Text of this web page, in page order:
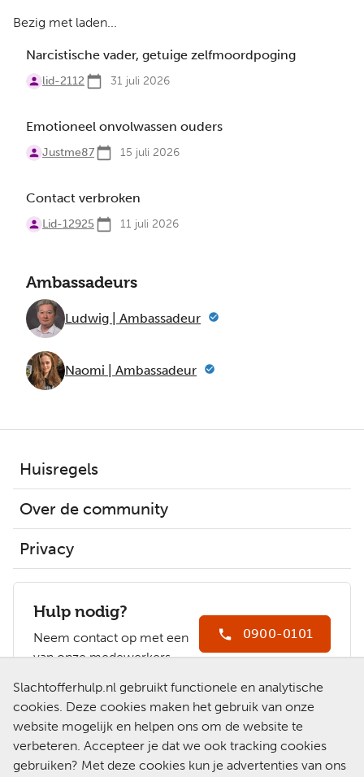
Slachtofferhulp.nl gebruikt functionele en analytische
cookies. Deze cookies maken het gebruik van onze
website mogelijk en helpen ons om de website te
verbeteren. Accepteer je dat we ook tracking cookies
gebruiken? Met deze cookies kun je advertenties van ons
Bezig met laden...
Narcistische vader, getuige zelfmoordpoging
lid-2112 31 juli 2026
Emotioneel onvolwassen ouders
Justme87 15 juli 2026
Contact verbroken
Lid-12925 11 juli 2026
Ambassadeurs
Ludwig | Ambassadeur
Naomi | Ambassadeur
Huisregels
Over de community
Privacy
Hulp nodig?
Neem contact op met een
van onze medewerkers.
0900-0101
Slachtofferhulp.nl
Chat met een
medewerker